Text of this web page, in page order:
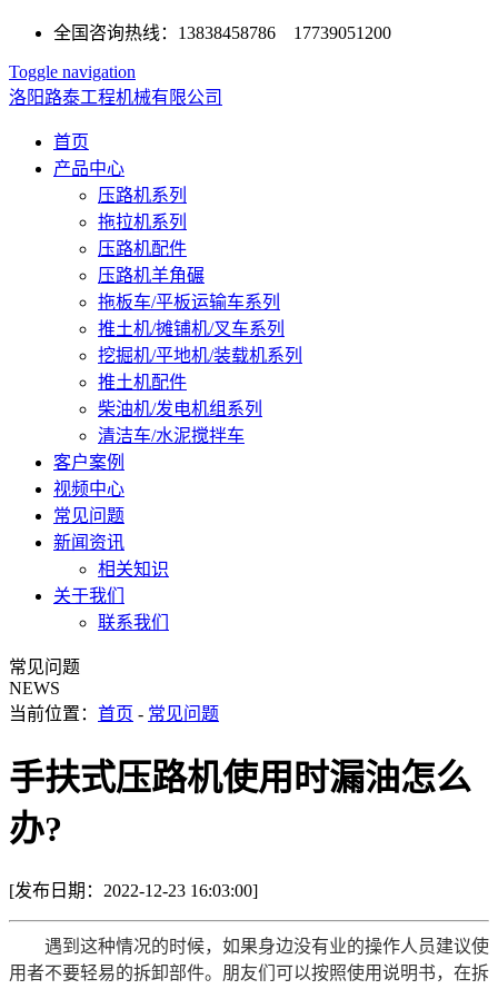
全国咨询热线：13838458786 17739051200
Toggle navigation
洛阳路泰工程机械有限公司
首页
产品中心
压路机系列
拖拉机系列
压路机配件
压路机羊角碾
拖板车/平板运输车系列
推土机/摊铺机/叉车系列
挖掘机/平地机/装载机系列
推土机配件
柴油机/发电机组系列
清洁车/水泥搅拌车
客户案例
视频中心
常见问题
新闻资讯
相关知识
关于我们
联系我们
常见问题
NEWS
当前位置： 首页 - 常见问题
手扶式压路机使用时漏油怎么
办?
[发布日期：2022-12-23 16:03:00]
遇到这种情况的时候，如果身边没有业的操作人员建议使
用者不要轻易的拆卸部件。朋友们可以按照使用说明书，在拆